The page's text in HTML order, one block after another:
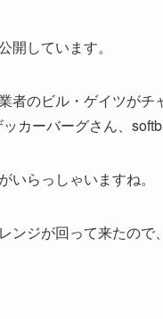
開しています。
者のビル・ゲイツが
カーバーグさん、
いらっしゃいますね。
ジが回って来たので